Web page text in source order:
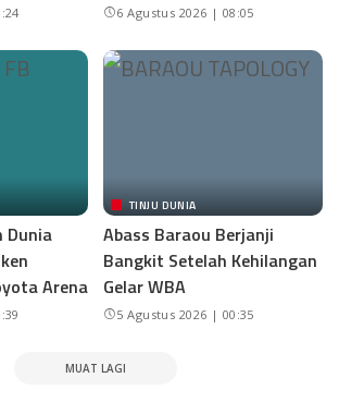
6 Agustus 2026 | 08:05
Dunia
Arena
TINJU DUNIA
Abass Baraou Berjanji
Bangkit Setelah Kehilangan
Gelar WBA
5 Agustus 2026 | 00:35
MUAT LAGI